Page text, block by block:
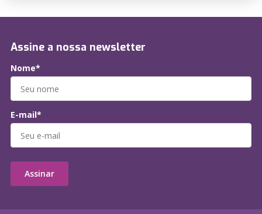
Assine a nossa newsletter
Nome*
E-mail*
Assinar